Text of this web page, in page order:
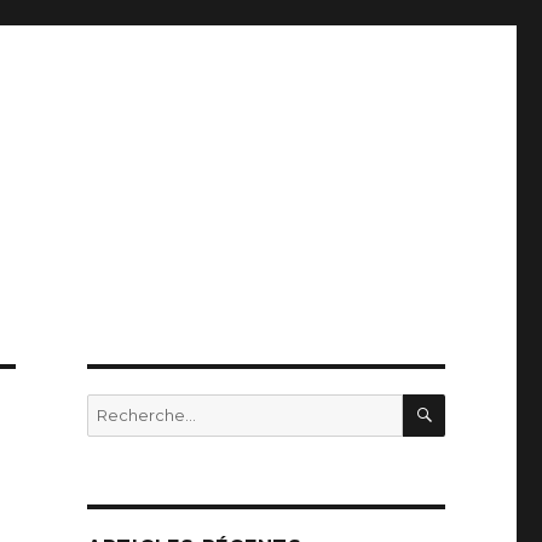
Recherche
pour